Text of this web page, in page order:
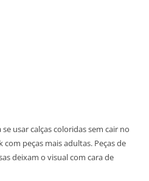
usar calças coloridas sem cair no
peças mais adultas. Peças de
deixam o visual com cara de